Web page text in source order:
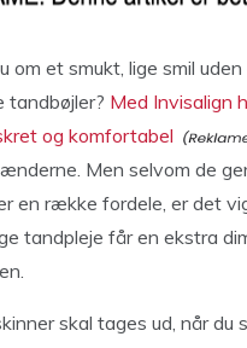
om et smukt, lige smil
tandbøjler? Med Invisalign
og komfortabel
Men selvom de
en række fordele, er det
tandpleje får en ekstra
skal tages ud, når du